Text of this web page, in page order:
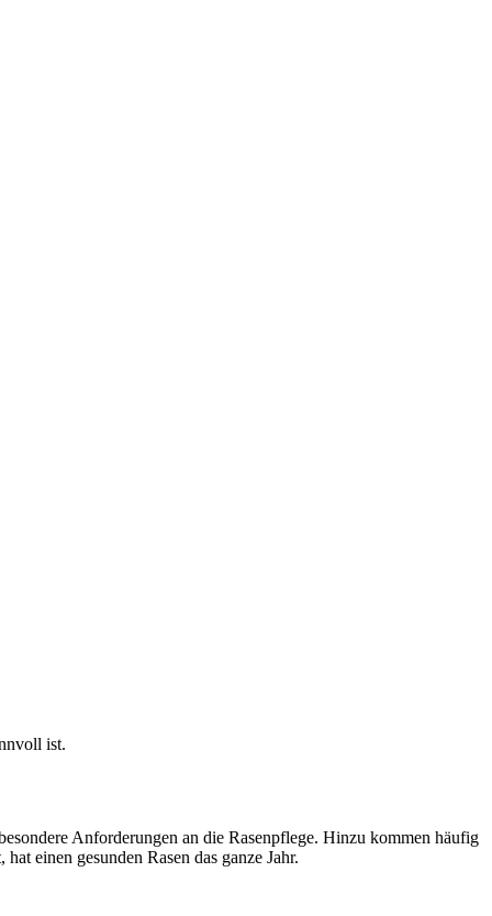
ist.
Anforderungen an die Rasenpflege. Hinzu kommen häufig
einen gesunden Rasen das ganze Jahr.